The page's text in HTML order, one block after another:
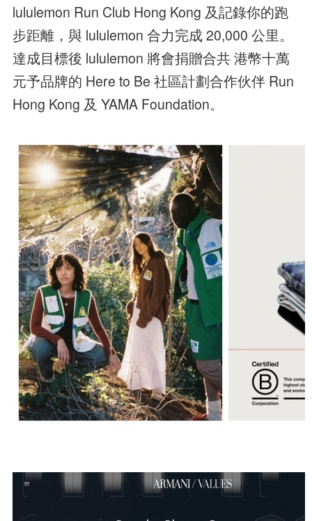
lululemon Run Club Hong Kong 及記錄你的跑
步距離，與 lululemon 合力完成 20,000 公里。
達成目標後 lululemon 將會捐贈合共 港幣十萬
元予品牌的 Here to Be 社區計劃合作伙伴 Run
Hong Kong 及 YAMA Foundation。